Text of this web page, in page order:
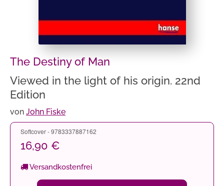
The Destiny of Man
Viewed in the light of his origin. 22nd
Edition
von John Fiske
Softcover - 9783337887162
16,90 €
Versandkostenfrei